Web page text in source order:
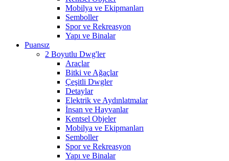
Mobilya ve Ekipmanları
Semboller
Spor ve Rekreasyon
Yapı ve Binalar
Puansız
2 Boyutlu Dwg'ler
Araçlar
Bitki ve Ağaçlar
Çeşitli Dwgler
Detaylar
Elektrik ve Aydınlatmalar
İnsan ve Hayvanlar
Kentsel Objeler
Mobilya ve Ekipmanları
Semboller
Spor ve Rekreasyon
Yapı ve Binalar